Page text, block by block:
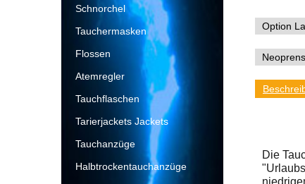
Schnorchel
Tauchermasken
Flossen
Atemregler
Tauchflaschen
Tarierjackets Jackets
Tauchanzüge
Halbtrockentauchanzüge
Die